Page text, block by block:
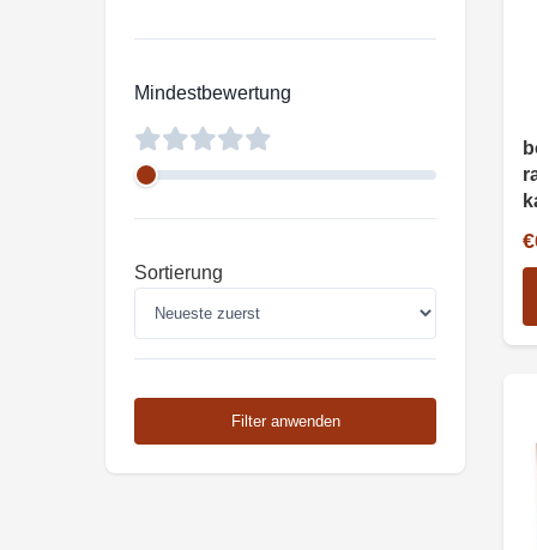
Mindestbewertung
Sortierung
Filter anwenden